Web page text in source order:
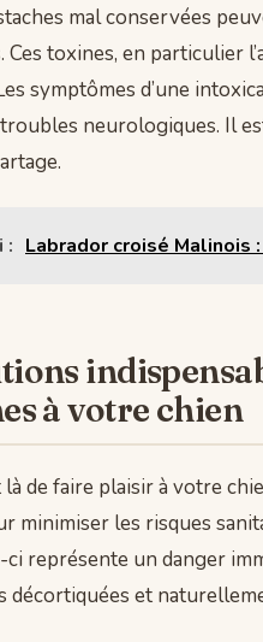
mal conservées
Ces toxines, en particulier
symptômes d’une
neurologiques. Il
: Labrador croisé
à votre chien
là de faire plaisir à votre
minimiser les risques
ci représente un danger
décortiquées et